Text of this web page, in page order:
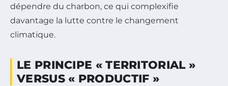
dépendre du charbon, ce qui complexifie
davantage la lutte contre le changement
climatique.
LE PRINCIPE « TERRITORIAL »
VERSUS « PRODUCTIF »